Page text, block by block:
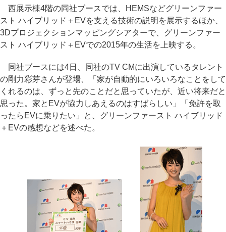
西展示棟4階の同社ブースでは、HEMSなどグリーンファー
スト ハイブリッド＋EVを支える技術の説明を展示するほか、
3Dプロジェクションマッピングシアターで、グリーンファー
スト ハイブリッド＋EVでの2015年の生活を上映する。
同社ブースには4日、同社のTV CMに出演しているタレント
の剛力彩芽さんが登場、「家が自動的にいろいろなことをして
くれるのは、ずっと先のことだと思っていたが、近い将来だと
思った。家とEVが協力しあえるのはすばらしい」「免許を取
ったらEVに乗りたい」と、グリーンファースト ハイブリッド
＋EVの感想などを述べた。